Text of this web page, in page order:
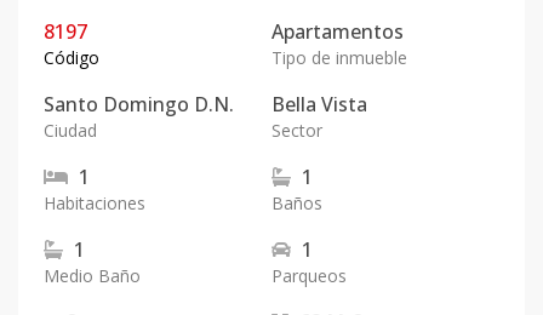
8197
Código
Apartamentos
Tipo de inmueble
Santo Domingo D.N.
Ciudad
Bella Vista
Sector
1
Habitaciones
1
Baños
1
Medio Baño
1
Parqueos